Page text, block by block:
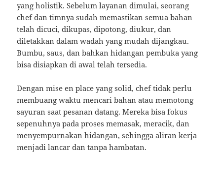
yang holistik. Sebelum layanan dimulai, seorang
chef dan timnya sudah memastikan semua bahan
telah dicuci, dikupas, dipotong, diukur, dan
diletakkan dalam wadah yang mudah dijangkau.
Bumbu, saus, dan bahkan hidangan pembuka yang
bisa disiapkan di awal telah tersedia.
Dengan mise en place yang solid, chef tidak perlu
membuang waktu mencari bahan atau memotong
sayuran saat pesanan datang. Mereka bisa fokus
sepenuhnya pada proses memasak, meracik, dan
menyempurnakan hidangan, sehingga aliran kerja
menjadi lancar dan tanpa hambatan.